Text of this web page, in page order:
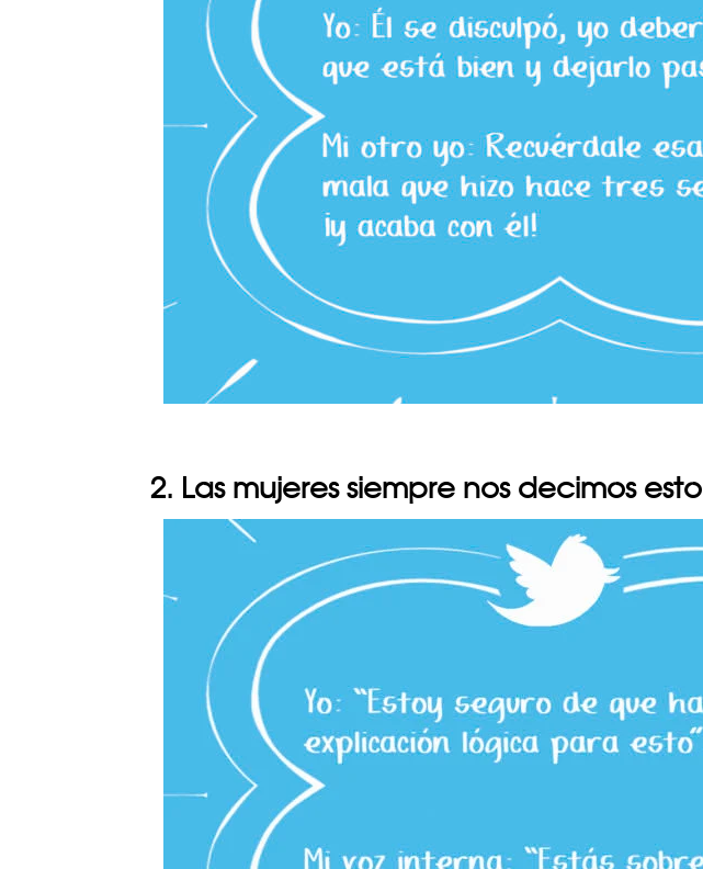
2. Las mujeres siempre nos decimos esto